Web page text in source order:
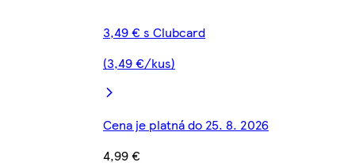
3,49 € s Clubcard
(3,49 €/kus)
Cena je platná do 25. 8. 2026
4,99 €